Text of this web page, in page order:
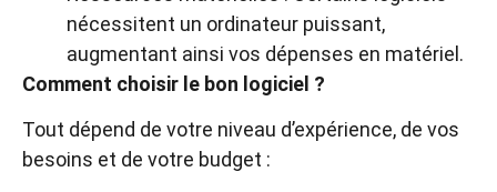
nécessitent un ordinateur puissant,
augmentant ainsi vos dépenses en matériel.
Comment choisir le bon logiciel ?
Tout dépend de votre niveau d’expérience, de vos
besoins et de votre budget :